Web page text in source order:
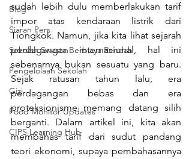
Blog
Siaran Pers
Sekolah Swasta Berbiaya Rendah
Pengelolaan Sekolah
Gizi
Food Monitor Updates
CIPS Learning Hub
sudah lebih dulu memberlakukan tarif
impor atas kendaraan listrik dari
Tiongkok. Namun, jika kita lihat sejarah
perdagangan internasional, hal ini
sebenarnya bukan sesuatu yang baru.
Sejak ratusan tahun lalu, era
perdagangan bebas dan era
proteksionisme memang datang silih
berganti. Dalam artikel ini, kita akan
membahas tarif dari sudut pandang
teori ekonomi, supaya pembahasannya